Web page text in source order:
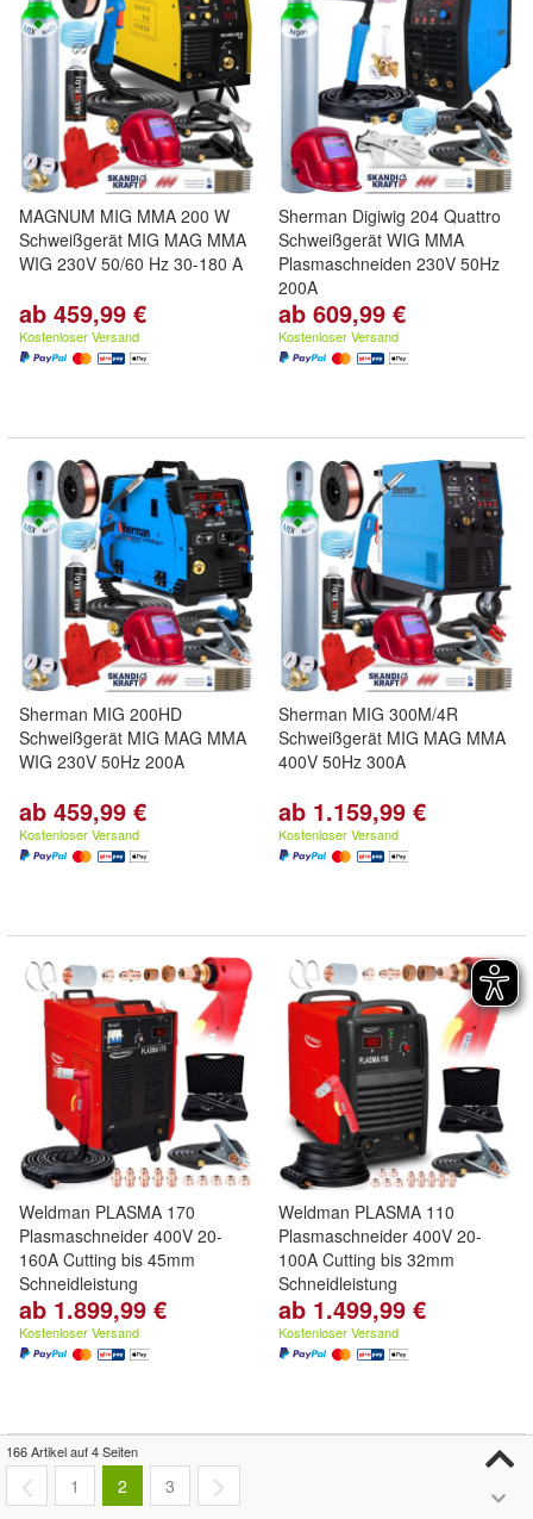
MAGNUM MIG MMA 200 W
Schweißgerät MIG MAG MMA
WIG 230V 50/60 Hz 30-180 A
ab 459,99 €
Kostenloser Versand
Sherman Digiwig 204 Quattro
Schweißgerät WIG MMA
Plasmaschneiden 230V 50Hz
200A
ab 609,99 €
Kostenloser Versand
Sherman MIG 200HD
Schweißgerät MIG MAG MMA
WIG 230V 50Hz 200A
ab 459,99 €
Kostenloser Versand
Sherman MIG 300M/4R
Schweißgerät MIG MAG MMA
400V 50Hz 300A
ab 1.159,99 €
Kostenloser Versand
Weldman PLASMA 170
Plasmaschneider 400V 20-
160A Cutting bis 45mm
Schneidleistung
ab 1.899,99 €
Kostenloser Versand
Weldman PLASMA 110
Plasmaschneider 400V 20-
100A Cutting bis 32mm
Schneidleistung
ab 1.499,99 €
Kostenloser Versand
166 Artikel auf 4 Seiten
1 2 3